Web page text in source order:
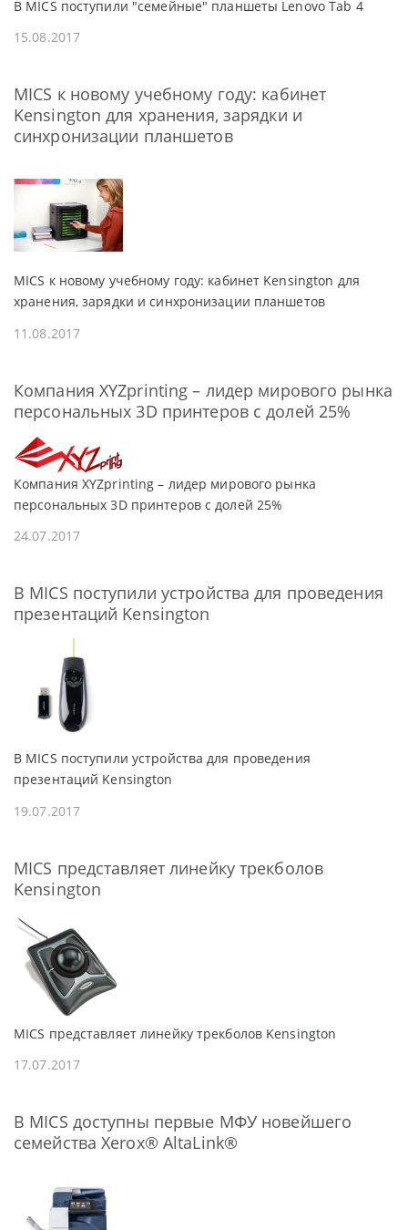
В MICS поступили "семейные" планшеты Lenovo Tab 4
15.08.2017
MICS к новому учебному году: кабинет
Kensington для хранения, зарядки и
синхронизации планшетов
MICS к новому учебному году: кабинет Kensington для
хранения, зарядки и синхронизации планшетов
11.08.2017
Компания XYZprinting – лидер мирового рынка
персональных 3D принтеров с долей 25%
Компания XYZprinting – лидер мирового рынка
персональных 3D принтеров с долей 25%
24.07.2017
В MICS поступили устройства для проведения
презентаций Kensington
В MICS поступили устройства для проведения
презентаций Kensington
19.07.2017
MICS представляет линейку трекболов
Kensington
MICS представляет линейку трекболов Kensington
17.07.2017
В MICS доступны первые МФУ новейшего
семейства Xerox® AltaLink®